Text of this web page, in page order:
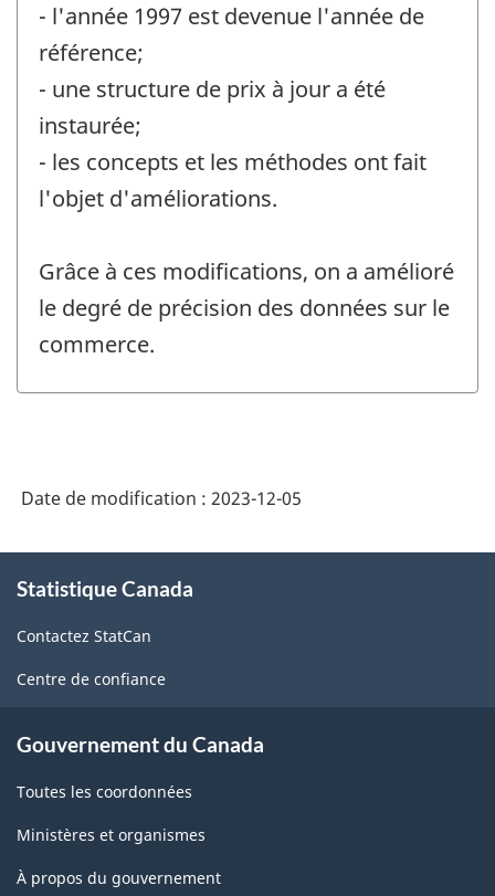
- l'année 1997 est devenue l'année de
référence;
- une structure de prix à jour a été
instaurée;
- les concepts et les méthodes ont fait
l'objet d'améliorations.
Grâce à ces modifications, on a amélioré
le degré de précision des données sur le
commerce.
Date de modification : 2023-12-05
propos
ce
site
Statistique Canada
Contactez StatCan
Centre de confiance
Gouvernement du Canada
Toutes les coordonnées
Ministères et organismes
À propos du gouvernement